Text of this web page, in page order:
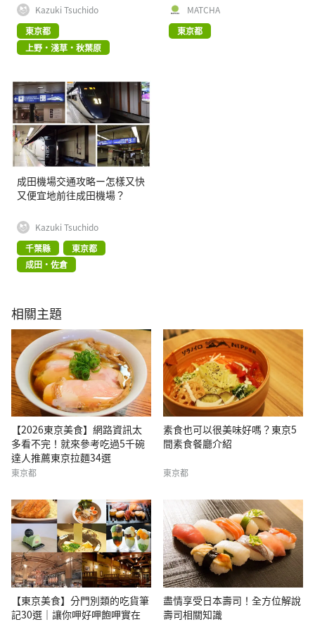
Kazuki Tsuchido
東京都
上野・淺草・秋葉原
MATCHA
東京都
成田機場交通攻略ー怎樣又快
又便宜地前往成田機場？
Kazuki Tsuchido
千葉縣
東京都
成田・佐倉
相關主題
【2026東京美食】網路資訊太
多看不完！就來參考吃過5千碗
達人推薦東京拉麵34選
東京都
素食也可以很美味好嗎？東京5
間素食餐廳介紹
東京都
【東京美食】分門別類的吃貨筆
記30選｜讓你呷好呷飽呷實在
盡情享受日本壽司！全方位解說
壽司相關知識